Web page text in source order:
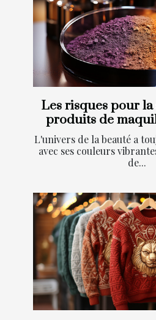
Les risques pour la
produits de
L'univers de la beauté a
avec ses couleurs
de...